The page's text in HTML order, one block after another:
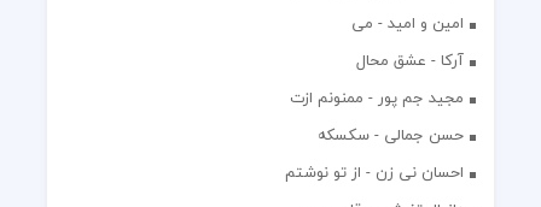
امین و امید - می
آرکا - عشق محال
مجید جم پور - ممنونم ازت
حسن جمالی - سکسکه
احسان نی زن - از تو نوشتم